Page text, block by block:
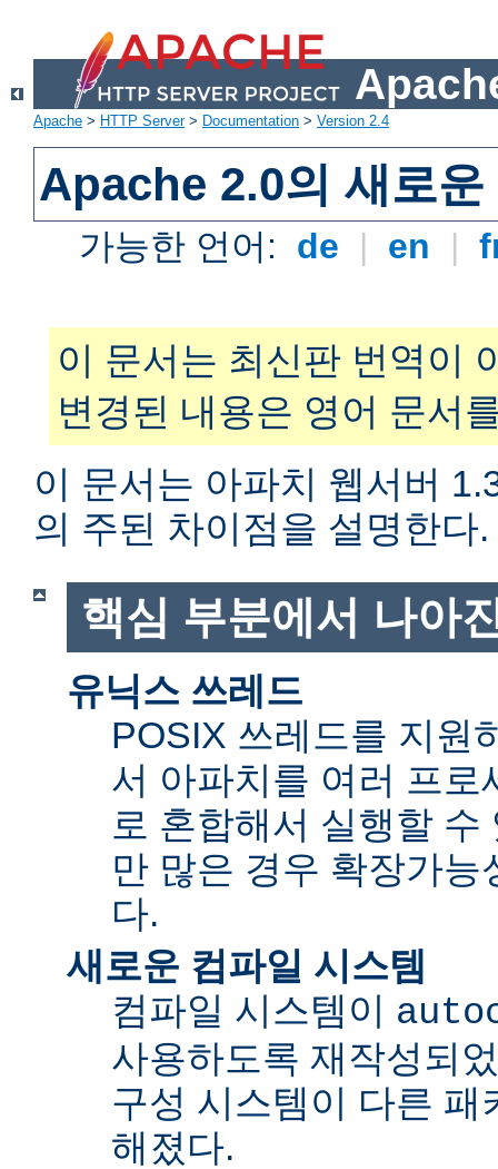
Apache > HTTP Server> Documentation > Version 2.4
Apache 2.0의 새로운
가능한 언어: de | en |
이 문서는 최신판 번역이
변경된 내용은 영어 문서
이 문서는 아파치 웹서버
의 주된 차이점을 설명한다.
핵심 부분에서 나아
유닉스 쓰레드
POSIX 쓰레드를 지원
서 아파치를 여러 프로
로 혼합해서 실행할
만 많은 경우 확장가
다.
새로운 컴파일 시스템
컴파일 시스템이
사용하도록 재작성되
구성 시스템이 다른 패
해졌다.